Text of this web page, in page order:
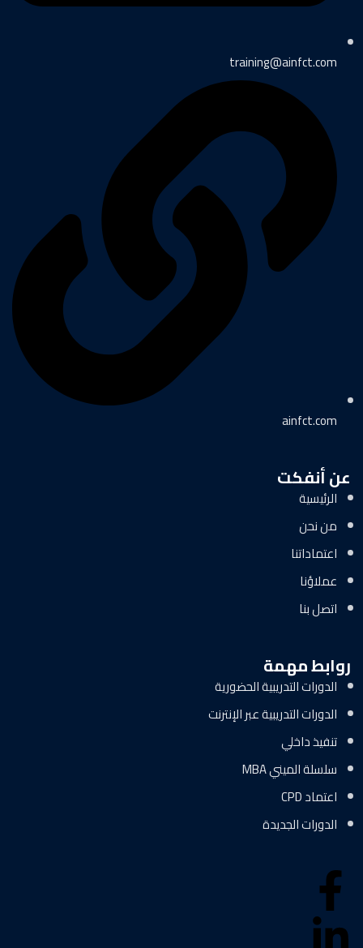
training@ainfct.com
ainfct.com
عن أنفكت
الرئيسية
من نحن
اعتماداتنا
عملاؤنا
اتصل بنا
روابط مهمة
الدورات التدريبية الحضورية
الدورات التدريبية عبر الإنترنت
تنفيذ داخلي
سلسلة الميني MBA
اعتماد CPD
الدورات الجديدة